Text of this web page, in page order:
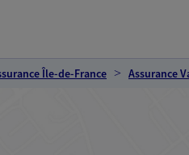
Île-de-France Assurance